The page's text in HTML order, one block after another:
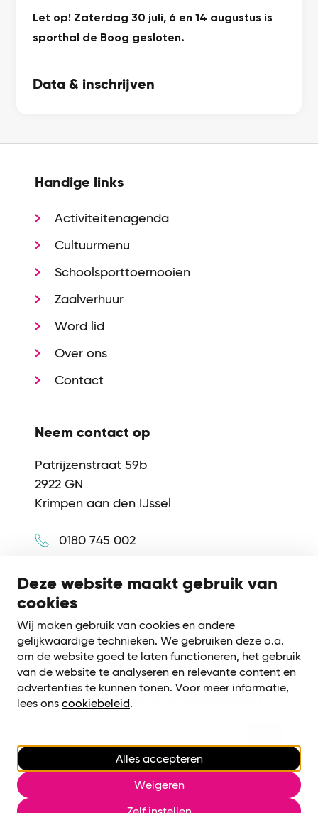
Deze website maakt gebruik van
cookies
Wij maken gebruik van cookies en andere
gelijkwaardige technieken. We gebruiken deze o.a.
om de website goed te laten functioneren, het gebruik
van de website te analyseren en relevante content en
advertenties te kunnen tonen. Voor meer informatie,
lees ons cookiebeleid.
Alles accepteren
Weigeren
Let op! Zaterdag 30 juli, 6 en 14 augustus is
sporthal de Boog gesloten.
Data & inschrijven
Handige links
Activiteitenagenda
Cultuurmenu
Schoolsporttoernooien
Zaalverhuur
Word lid
Over ons
Contact
Neem contact op
Patrijzenstraat 59b
2922 GN
Krimpen aan den IJssel
0180 745 002
Volg ons
Meld je aan voor onze nieuwsbrief
Privacy voorwaarden